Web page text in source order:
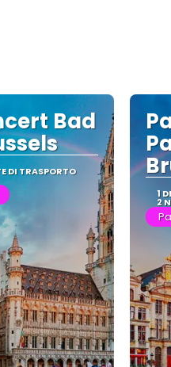
Bad
DI TRASPORTO
1
2